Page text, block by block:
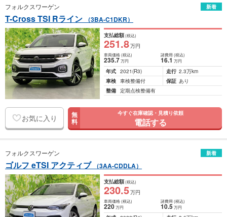
フォルクスワーゲン 新着
T-Cross TSI Rライン （3BA-C1DKR）
支払総額(税込)
251.8万円
車両価格(税込)
235.7万円
諸費用 (税込)
16.1 万円
年式 2021(R3) 走行 2.3万km
車検 車検整備付 保証 あり
整備 定期点検整備有
お気に入り 無
料
今すぐ在庫確認・見積り依頼
電話する
フォルクスワーゲン 新着
ゴルフ eTSI アクティブ （3AA-CDDLA）
支払総額(税込)
230.5万円
車両価格(税込)
220万円
諸費用 (税込)
10.5 万円